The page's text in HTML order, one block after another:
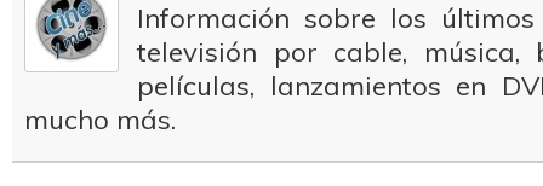
Información sobre los
televisión por cable, música,
películas, lanzamientos en
mucho más.